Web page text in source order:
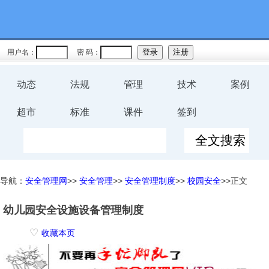
用户名： 密 码：
动态 法规 管理 技术 案例
超市 标准 课件 签到
导航： 安全管理网>> 安全管理>> 安全管理制度>> 校园安全>>正文
幼儿园安全设施设备管理制度
♡ 收藏本页